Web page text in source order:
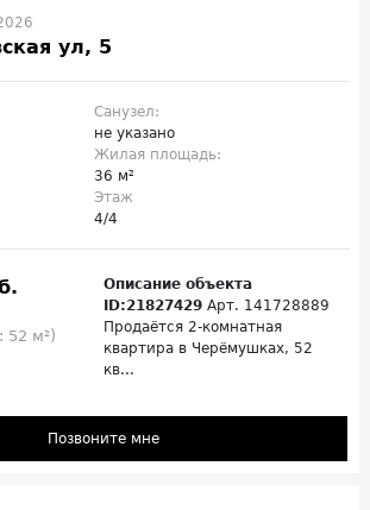
ул, 5
Санузел:
не указано
Жилая площадь:
36 м²
Этаж
4/4
м²)
Описание объекта
ID:21827429 Арт. 141728889
Продаётся 2-комнатная
квартира в Черёмушках, 52
кв...
Позвоните мне